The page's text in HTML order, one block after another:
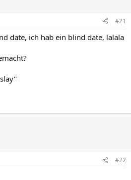
#21
date, ich hab ein blind date, lalala
#22